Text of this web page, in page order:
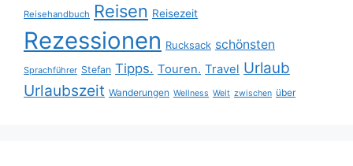
Reisehandbuch Reisen Reisezeit
Rezessionen Rucksack schönsten
Sprachführer Stefan Tipps. Touren. Travel Urlaub
Urlaubszeit Wanderungen Wellness Welt zwischen über